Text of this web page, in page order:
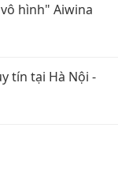
hình" Aiwina
tín tại Hà Nội -